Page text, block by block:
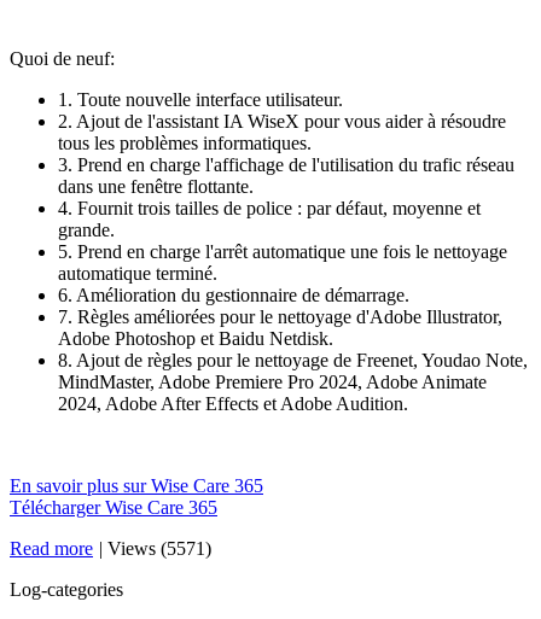
Quoi de neuf:
1. Toute nouvelle interface utilisateur.
2. Ajout de l'assistant IA WiseX pour vous aider à résoudre
tous les problèmes informatiques.
3. Prend en charge l'affichage de l'utilisation du trafic réseau
dans une fenêtre flottante.
4. Fournit trois tailles de police : par défaut, moyenne et
grande.
5. Prend en charge l'arrêt automatique une fois le nettoyage
automatique terminé.
6. Amélioration du gestionnaire de démarrage.
7. Règles améliorées pour le nettoyage d'Adobe Illustrator,
Adobe Photoshop et Baidu Netdisk.
8. Ajout de règles pour le nettoyage de Freenet, Youdao Note,
MindMaster, Adobe Premiere Pro 2024, Adobe Animate
2024, Adobe After Effects et Adobe Audition.
En savoir plus sur Wise Care 365
Télécharger Wise Care 365
Read more | Views (5571)
Log-categories